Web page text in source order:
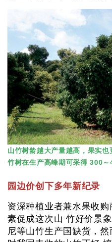
山竹树龄越大产量越高，果实
竹树在生产高峰期可采得 300～
园边价创下多年新纪录
资深种植业者兼水果收
素促成这次山 竹好价景
尼等山竹生产国缺货，